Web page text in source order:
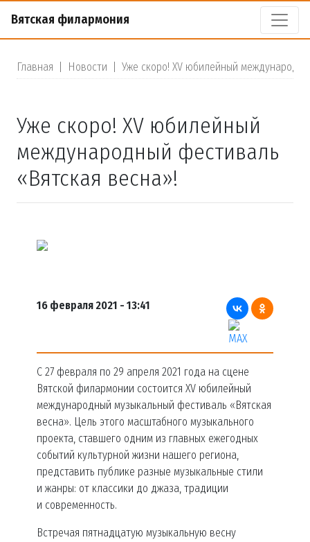
Вятская филармония
Главная Новости Уже скоро! XV юбилейный
Уже скоро! XV юбилейный
международный фестиваль
«Вятская весна»!
16 февраля 2021 - 13:41
С 27 февраля по 29 апреля 2021 года на сцене
Вятской филармонии состоится XV юбилейный
международный музыкальный фестиваль «Вятская
весна». Цель этого масштабного музыкального
проекта, ставшего одним из главных ежегодных
событий культурной жизни нашего региона,
представить публике разные музыкальные стили
и жанры: от классики до джаза, традиции
и современность.
Встречая пятнадцатую музыкальную весну